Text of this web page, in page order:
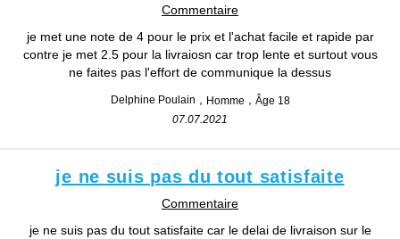
Commentaire
je met une note de 4 pour le prix et l'achat facile et rapide par
contre je met 2.5 pour la livraiosn car trop lente et surtout vous
ne faites pas l'effort de communique la dessus
Delphine Poulain Homme
Âge 18
07.07.2021
je ne suis pas du tout satisfaite
Commentaire
je ne suis pas du tout satisfaite car le delai de livraison sur le